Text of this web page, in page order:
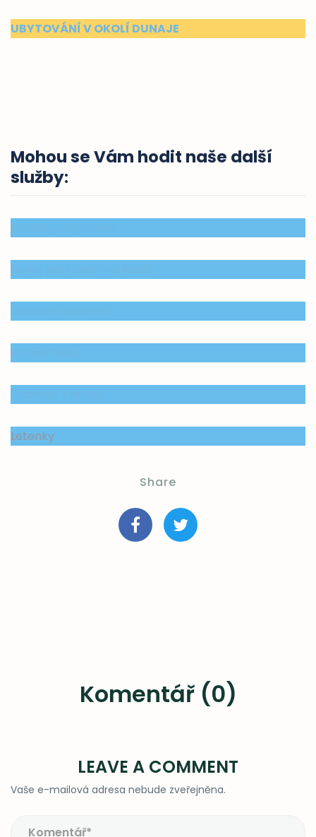
UBYTOVÁNÍ V OKOLÍ DUNAJE
Mohou se Vám hodit naše další
služby:
Letenky
Share
Komentář (0)
LEAVE A COMMENT
Vaše e-mailová adresa nebude zveřejněna.